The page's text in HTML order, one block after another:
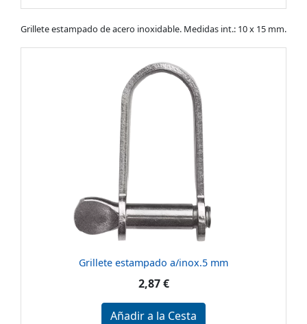
Grillete estampado de acero inoxidable. Medidas int.: 10 x 15 mm.
Grillete estampado a/inox.5 mm
2,87 €
Añadir a la Cesta